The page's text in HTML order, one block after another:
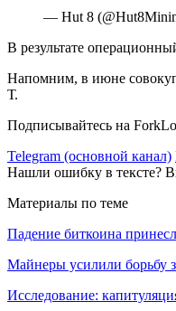
— Hut 8
В результате
Напомним, в июне
Т.
Подписывайтесь на
Telegram (основной канал)
Нашли ошибку в тексте?
Материалы по теме
Падение биткоина
Майнеры усилили борьбу
Исследование: